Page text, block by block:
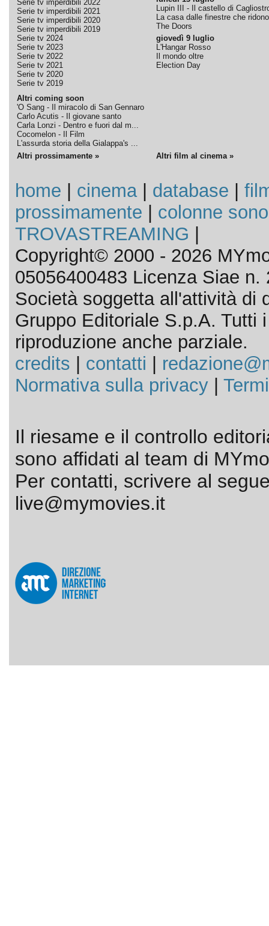
Serie tv imperdibili 2022
Serie tv imperdibili 2021
Serie tv imperdibili 2020
Serie tv imperdibili 2019
Serie tv 2024
Serie tv 2023
Serie tv 2022
Serie tv 2021
Serie tv 2020
Serie tv 2019
Altri coming soon
'O Sang - Il miracolo di San Gennaro
Carlo Acutis - Il giovane santo
Carla Lonzi - Dentro e fuori dal m...
Cocomelon - Il Film
L'assurda storia della Gialappa's ...
Lupin III - Il castello di
La casa dalle finestre che ridono
The Doors
giovedì 9 luglio
L'Hangar Rosso
Il mondo oltre
Election Day
Altri prossimamente » Altri film al cinema »
home cinema| database
prossimamente
colonne
TROVASTREAMING
Copyright© 2000 - 2026
05056400483 Licenza Siae n.
Società soggetta all'attività di
Gruppo Editoriale S.p.A. Tutti
riproduzione anche parziale.
credits
contatti
Normativa sulla privacy|
Il riesame e il controllo
sono affidati al team di
Per contatti, scrivere al
live@mymovies.it